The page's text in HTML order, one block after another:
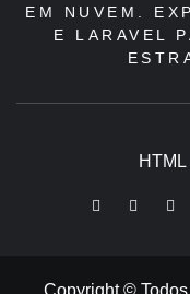
EM NUVEM.
E LARAVEL
HTML
LinkedInInstagram